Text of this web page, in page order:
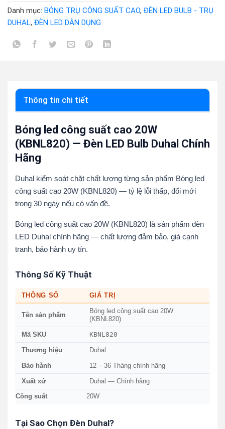
Danh mục: BÓNG TRỤ CÔNG SUẤT CAO, ĐÈN LED BULB - TRỤ
DUHAL, ĐÈN LED DÂN DỤNG
Thông tin chi tiết
Bóng led công suất cao 20W
(KBNL820) — Đèn LED Bulb Duhal Chính
Hãng
Duhal kiểm soát chặt chất lượng từng sản phẩm Bóng led
công suất cao 20W (KBNL820) — tỷ lệ lỗi thấp, đổi mới
trong 30 ngày nếu có vấn đề.
Bóng led công suất cao 20W (KBNL820) là sản phẩm đèn
LED Duhal chính hãng — chất lượng đảm bảo, giá cạnh
tranh, bảo hành uy tín.
Thông Số Kỹ Thuật
THÔNG SỐ GIÁ TRỊ
Tên sản phẩm
Bóng led công suất cao 20W
(KBNL820)
Mã SKU KBNL820
Thương hiệu Duhal
Bảo hành 12 – 36 Tháng chính hãng
Xuất xứ Duhal — Chính hãng
Công suất 20W
Tại Sao Chọn Đèn Duhal?